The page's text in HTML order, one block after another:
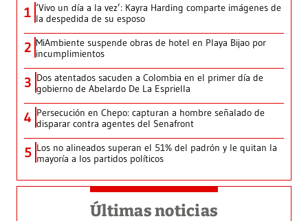
1 ‘Vivo un día a la vez’: Kayra Harding comparte imágenes de
la despedida de su esposo
2 MiAmbiente suspende obras de hotel en Playa Bijao por
incumplimientos
3 Dos atentados sacuden a Colombia en el primer día de
gobierno de Abelardo De La Espriella
4 Persecución en Chepo: capturan a hombre señalado de
disparar contra agentes del Senafront
5 Los no alineados superan el 51% del padrón y le quitan la
mayoría a los partidos políticos
Últimas noticias